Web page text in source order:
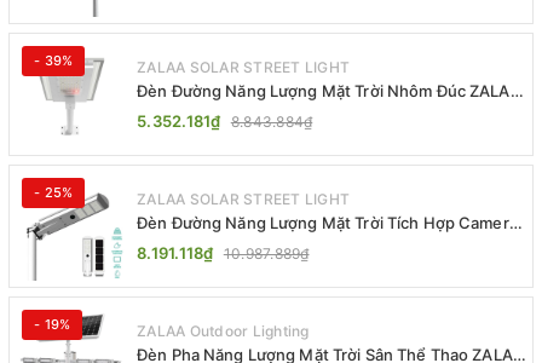
- 39% ZALAA SOLAR STREET LIGHT
Đèn Đường Năng Lượng Mặt Trời Nhôm Đúc ZALAA
ZL-BWH Cao Cấp IP65
5.352.181₫ 8.843.884₫
- 25% ZALAA SOLAR STREET LIGHT
Đèn Đường Năng Lượng Mặt Trời Tích Hợp Camera
ZALAA ZL-BJ04-CCTV (80W, IP65)
8.191.118₫ 10.987.889₫
- 19% ZALAA Outdoor Lighting
Đèn Pha Năng Lượng Mặt Trời Sân Thể Thao ZALAA